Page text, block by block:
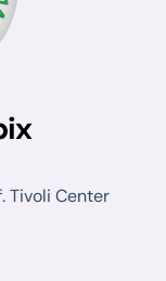
Tivoli Center